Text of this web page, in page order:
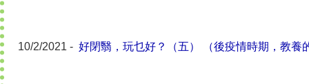
10/2/2021 - 好閉翳，玩乜好？（五） （後疫情時期，教養